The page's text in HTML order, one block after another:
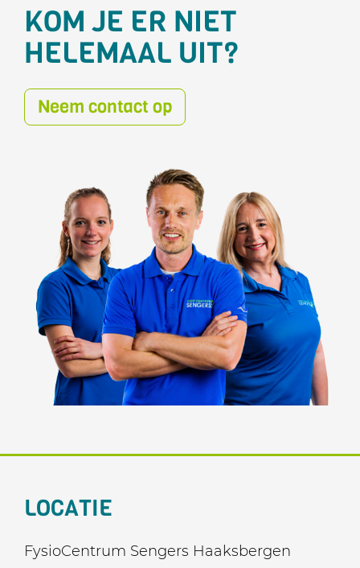
KOM JE ER NIET
HELEMAAL UIT?
Neem contact op
LOCATIE
FysioCentrum Sengers Haaksbergen